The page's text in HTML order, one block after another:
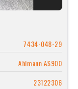
7434-048-29
Ahlmann AS900
23122306